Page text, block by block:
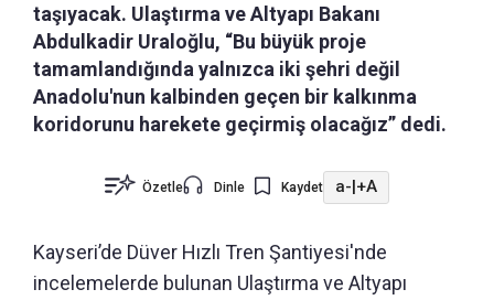
taşıyacak. Ulaştırma ve Altyapı Bakanı
Abdulkadir Uraloğlu, “Bu büyük proje
tamamlandığında yalnızca iki şehri değil
Anadolu'nun kalbinden geçen bir kalkınma
koridorunu harekete geçirmiş olacağız” dedi.
Özetle Dinle Kaydet a-|+A
Kayseri’de Düver Hızlı Tren Şantiyesi'nde
incelemelerde bulunan Ulaştırma ve Altyapı